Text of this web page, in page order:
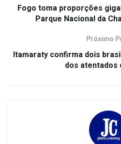
Fogo toma proporções
Parque Nacional da
Próximo
Itamaraty confirma dois
dos atentados